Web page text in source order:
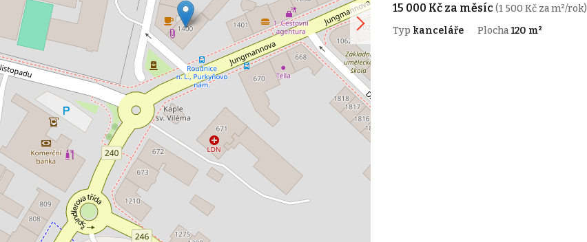
15 000 Kč za měsíc(1 500 Kč za m²/rok)
Typ kanceláře Plocha120 m²